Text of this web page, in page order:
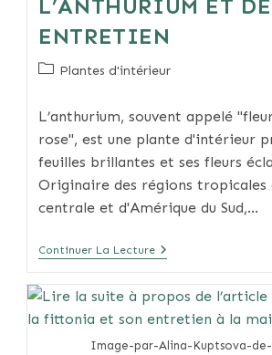
L’ANTHURIUM ET
ENTRETIEN
PostPlantes d'intérieur
L’anthurium, souvent appelé
rose", est une plante d'intérieur
feuilles brillantes et ses fleurs
Originaire des régions tropicales
centrale et d'Amérique du Sud,…
Continuer La LectureGuide
Pratique
L’anthurium
Et
De
Son
Entretien
Image-par-Alina-Kuptsova-